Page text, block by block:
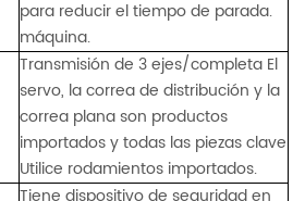
para reducir el tiempo de parada.
máquina.
Transmisión de 3 ejes/completa El
servo, la correa de distribución y la
correa plana son productos
importados y todas las piezas clave
Utilice rodamientos importados.
Tiene dispositivo de seguridad en